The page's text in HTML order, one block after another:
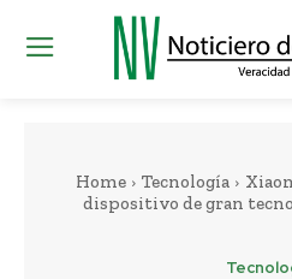
Home Tecnología
dispositivo de gran